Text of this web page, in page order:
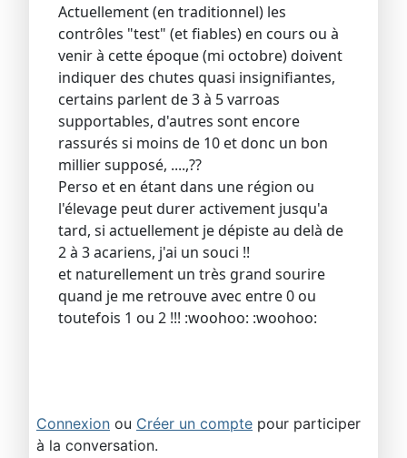
Actuellement (en traditionnel) les
contrôles "test" (et fiables) en cours ou à
venir à cette époque (mi octobre) doivent
indiquer des chutes quasi insignifiantes,
certains parlent de 3 à 5 varroas
supportables, d'autres sont encore
rassurés si moins de 10 et donc un bon
millier supposé, ....,??
Perso et en étant dans une région ou
l'élevage peut durer activement jusqu'a
tard, si actuellement je dépiste au delà de
2 à 3 acariens, j'ai un souci !!
et naturellement un très grand sourire
quand je me retrouve avec entre 0 ou
toutefois 1 ou 2 !!! :woohoo: :woohoo:
Connexion ou Créer un compte pour participer
à la conversation.